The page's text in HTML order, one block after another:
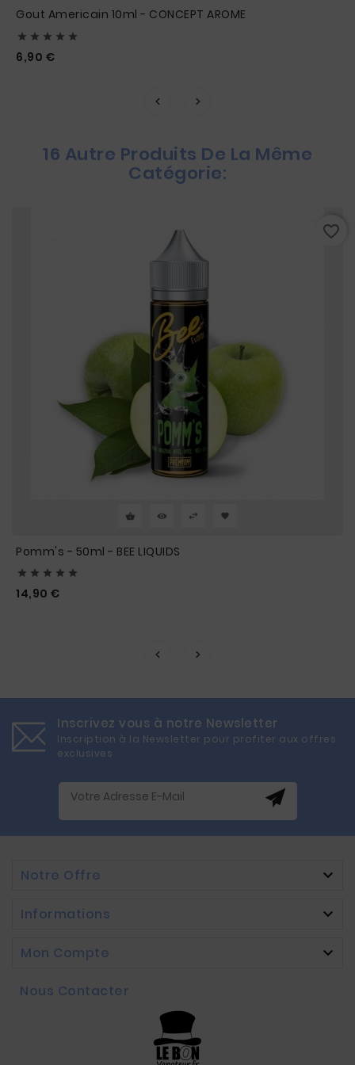
Gout Americain 10ml - CONCEPT AROME
    
6,90 €
16 Autre Produits De La Même
Catégorie:
Pomm's - 50ml - BEE LIQUIDS
    
14,90 €
favorite_border
Inscrivez vous à notre Newsletter
Inscription à la Newsletter pour profiter aux offres
exclusives
Notre Offre 
Informations 
Mon Compte 
Nous Contacter